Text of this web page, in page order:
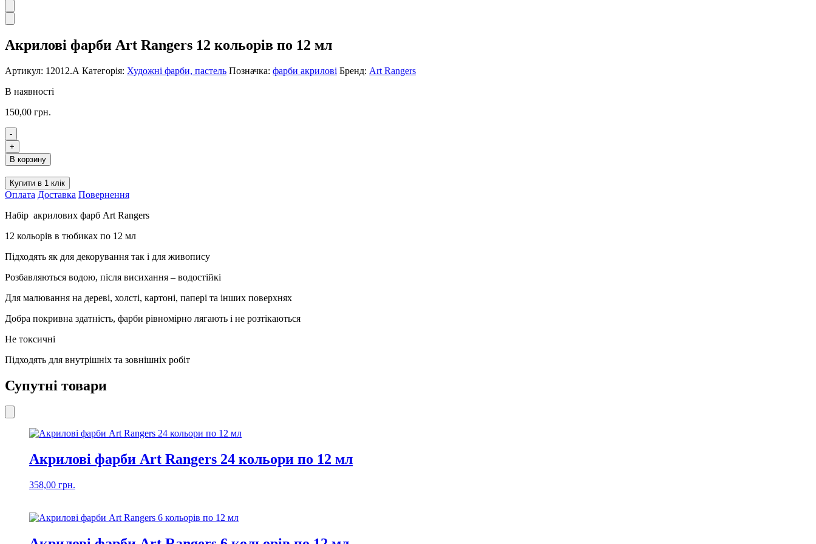
Акрилові фарби Art Rangers 12 кольорів по 12 мл
Артикул: 12012.А Категорія: Художні фарби, пастель Позначка: фарби акрилові Бренд: Art Rangers
В наявності
150,00 грн.
-
Акрилові
фарби
Art
Rangers
12
кольорів
по
12
мл
кількість
+
В корзину
Купити в 1 клік
Оплата Доставка Повернення
Набір акрилових фарб Art Rangers
12 кольорів в тюбиках по 12 мл
Підходять як для декорування так і для живопису
Розбавляються водою, після висихання – водостійкі
Для малювання на дереві, холсті, картоні, папері та інших поверхнях
Добра покривна здатність, фарби рівномірно лягають і не розтікаються
Не токсичні
Підходять для внутрішніх та зовнішніх робіт
Супутні товари
Акрилові фарби Art Rangers 24 кольори по 12 мл
358,00 грн.